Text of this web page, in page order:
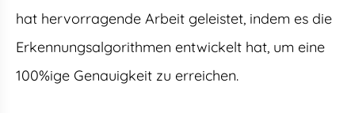
hat hervorragende Arbeit geleistet, indem es die
Erkennungsalgorithmen entwickelt hat, um eine
100%ige Genauigkeit zu erreichen.